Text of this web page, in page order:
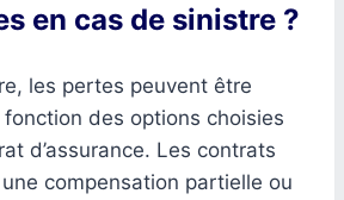
en cas de sinistre ?
les pertes peuvent être
des options choisies
d’assurance. Les contrats
compensation partielle ou